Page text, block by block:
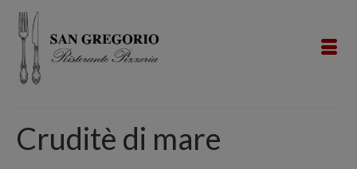
Cruditè di mare